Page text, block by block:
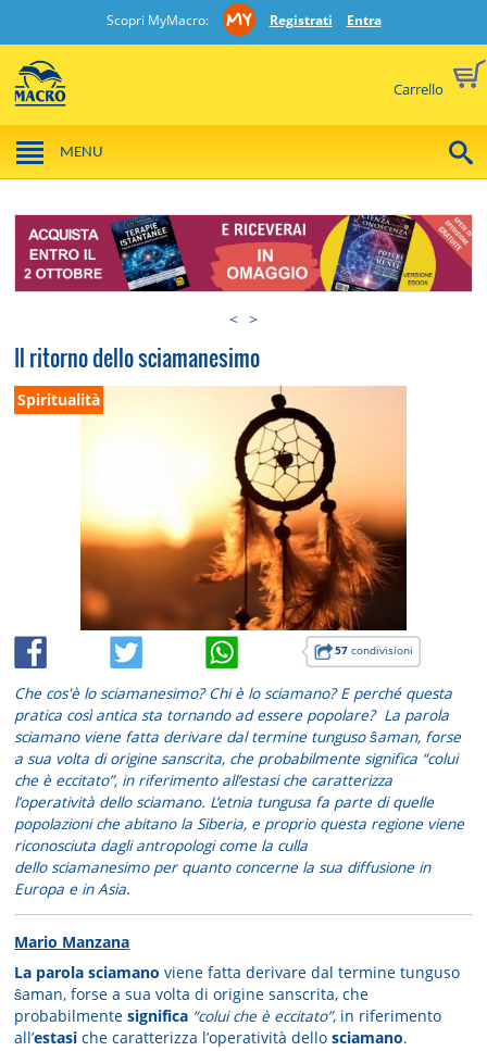
Scopri MyMacro: Registrati Entra
Carrello
MENU
< >
Il ritorno dello sciamanesimo
Spiritualità
57condivisioni
Che cos'è lo sciamanesimo? Chi è lo sciamano? E perché questa
pratica così antica sta tornando ad essere popolare? La parola
sciamano viene fatta derivare dal termine tunguso ŝaman, forse
a sua volta di origine sanscrita, che probabilmente significa “colui
che è eccitato”, in riferimento all’estasi che caratterizza
l’operatività dello sciamano. L’etnia tungusa fa parte di quelle
popolazioni che abitano la Siberia, e proprio questa regione viene
riconosciuta dagli antropologi come la culla
dello sciamanesimo per quanto concerne la sua diffusione in
Europa e in Asia.
Mario Manzana
La parola sciamano viene fatta derivare dal termine tunguso
ŝaman, forse a sua volta di origine sanscrita, che
probabilmentesignifica “colui che è eccitato”, in riferimento
all’estasi che caratterizza l’operatività dellosciamano.